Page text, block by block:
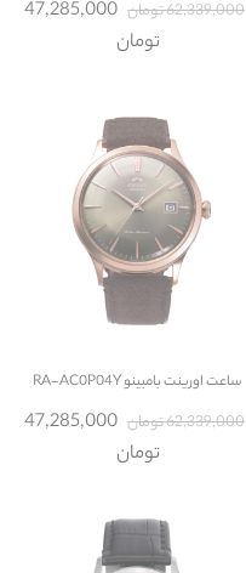
62,339,000 تومان
47,285,000
تومان
ساعتاورینت بامبینو RA-AC0P04Y
62,339,000 تومان
47,285,000
تومان